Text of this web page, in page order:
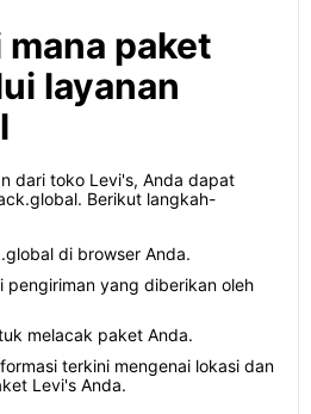
paket
layanan
dari toko Levi's, Anda dapat
Berikut langkah-
di browser Anda.
pengiriman yang diberikan oleh
melacak paket Anda.
terkini mengenai lokasi dan
Levi's Anda.